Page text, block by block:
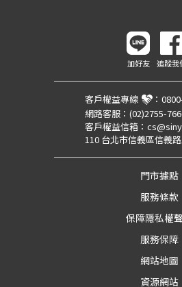
加好友 追蹤我
客戶權益專線 ：
網路客服： (02)2755-
客戶權益信箱：
110 台北市信義區信義
門市據點
服務條款
保障隱私權
服務保障
網站地圖
資源網站